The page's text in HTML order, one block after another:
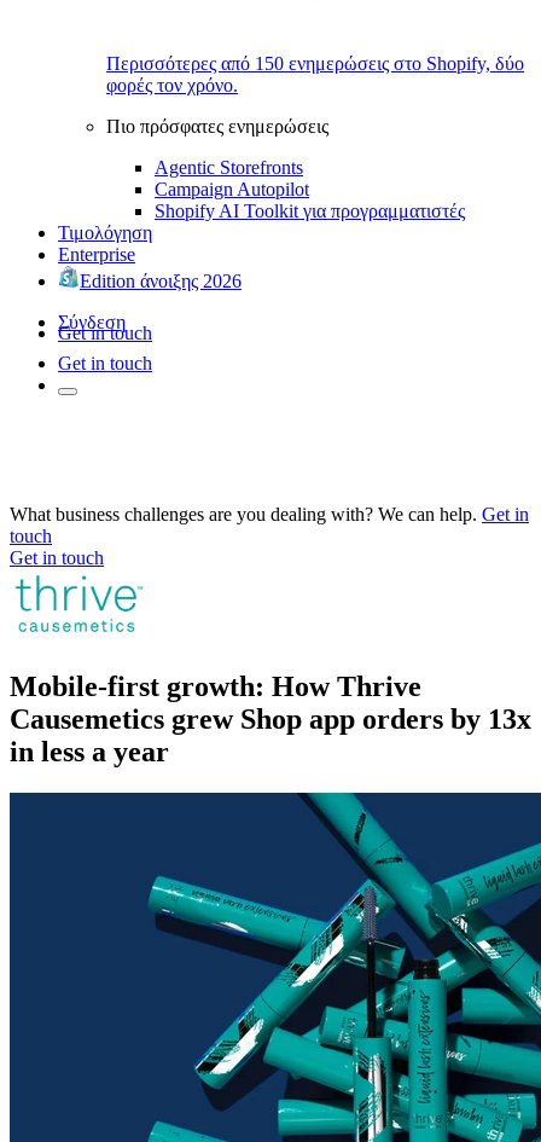
Περισσότερες από 150 ενημερώσεις στο Shopify, δύο
φορές τον χρόνο.
Πιο πρόσφατες ενημερώσεις
Agentic Storefronts
Campaign Autopilot
Shopify AI Toolkit για προγραμματιστές
Τιμολόγηση
Enterprise
Edition άνοιξης 2026
Σύνδεση
Get in touch
Get in touch
What business challenges are you dealing with? We can help. Get in
touch
Get in touch
Mobile-first growth: How Thrive
Causemetics grew Shop app orders by 13x
in less a year